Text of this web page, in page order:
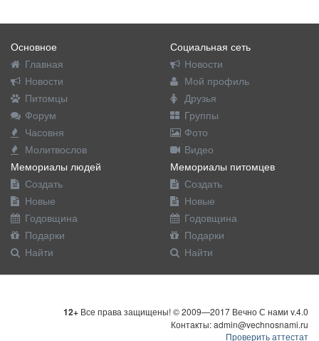
Основное
Главная
Новости
Питомцы
Форум
Часовня
Молитвослов
Социальная сеть
Новости
Мой профиль
Друзья
Группы
Фото
Видео
Мемориалы людей
Создать
Новые
Годовщина
Подарки
Найти
Мемориалы питомцев
Создать
Новые
Годовщина
Подарки
Найти
12+ Все права защищены! © 2009—2017 Вечно С нами v.4.0
Контакты: admin@vechnosnami.ru
Проверить аттестат